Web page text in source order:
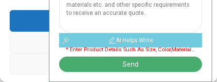
포장을 만들어 봅시다!
* Enter Product Details Such As Size, Color,materials Etc. And Other Specific Requirements To Receive An Accurate Quote. Cannot Be Empty
AI Helps Write
Send
Deny